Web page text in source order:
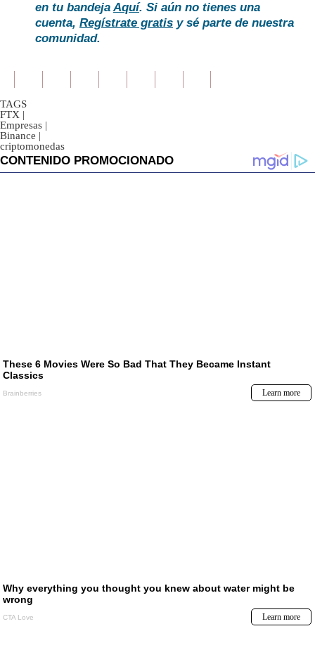
en tu bandejaAquí. Si aún no tienes una
cuenta, Regístrate gratis y sé parte de nuestra
comunidad.
TAGS
FTX |
Empresas |
Binance |
criptomonedas